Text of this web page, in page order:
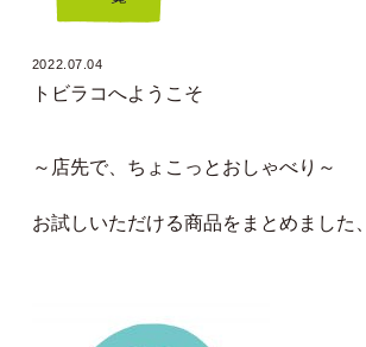
2022.07.04
トビラコへようこそ
～店先で、ちょこっとおしゃべり～
お試しいただける商品をまとめました、